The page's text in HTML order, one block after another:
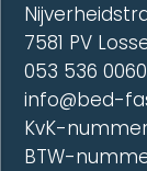
7581 PV
053 536 0060
info@bed-
KvK-
BTW-